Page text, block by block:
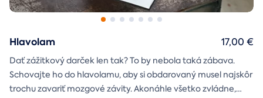
Hlavolam
Dať zážitkový darček len tak? To by nebola taká zábava.
Schovajte ho do hlavolamu, aby si obdarovaný musel najskôr
trochu zavariť mozgové závity. Akonáhle všetko zvládne,
17,00 €